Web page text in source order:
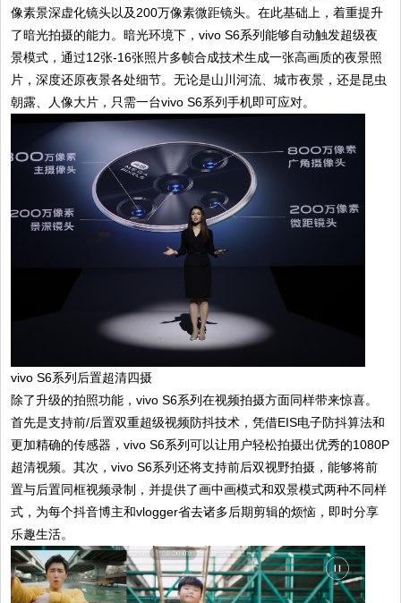
像素景深虚化镜头以及200万像素微距镜头。在此基础上，着重提升
了暗光拍摄的能力。暗光环境下，vivo S6系列能够自动触发超级夜
景模式，通过12张-16张照片多帧合成技术生成一张高画质的夜景照
片，深度还原夜景各处细节。无论是山川河流、城市夜景，还是昆虫
朝露、人像大片，只需一台vivo S6系列手机即可应对。
vivo S6系列后置超清四摄
除了升级的拍照功能，vivo S6系列在视频拍摄方面同样带来惊喜。
首先是支持前/后置双重超级视频防抖技术，凭借EIS电子防抖算法和
更加精确的传感器，vivo S6系列可以让用户轻松拍摄出优秀的1080P
超清视频。其次，vivo S6系列还将支持前后双视野拍摄，能够将前
置与后置同框视频录制，并提供了画中画模式和双景模式两种不同样
式，为每个抖音博主和vlogger省去诸多后期剪辑的烦恼，即时分享
乐趣生活。